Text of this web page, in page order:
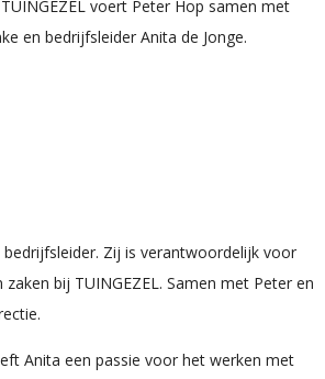
voert Peter Hop samen met
en bedrijfsleider Anita de Jonge.
bedrijfsleider. Zij is verantwoordelijk voor
bij TUINGEZEL. Samen met Peter en
Anita een passie voor het werken met